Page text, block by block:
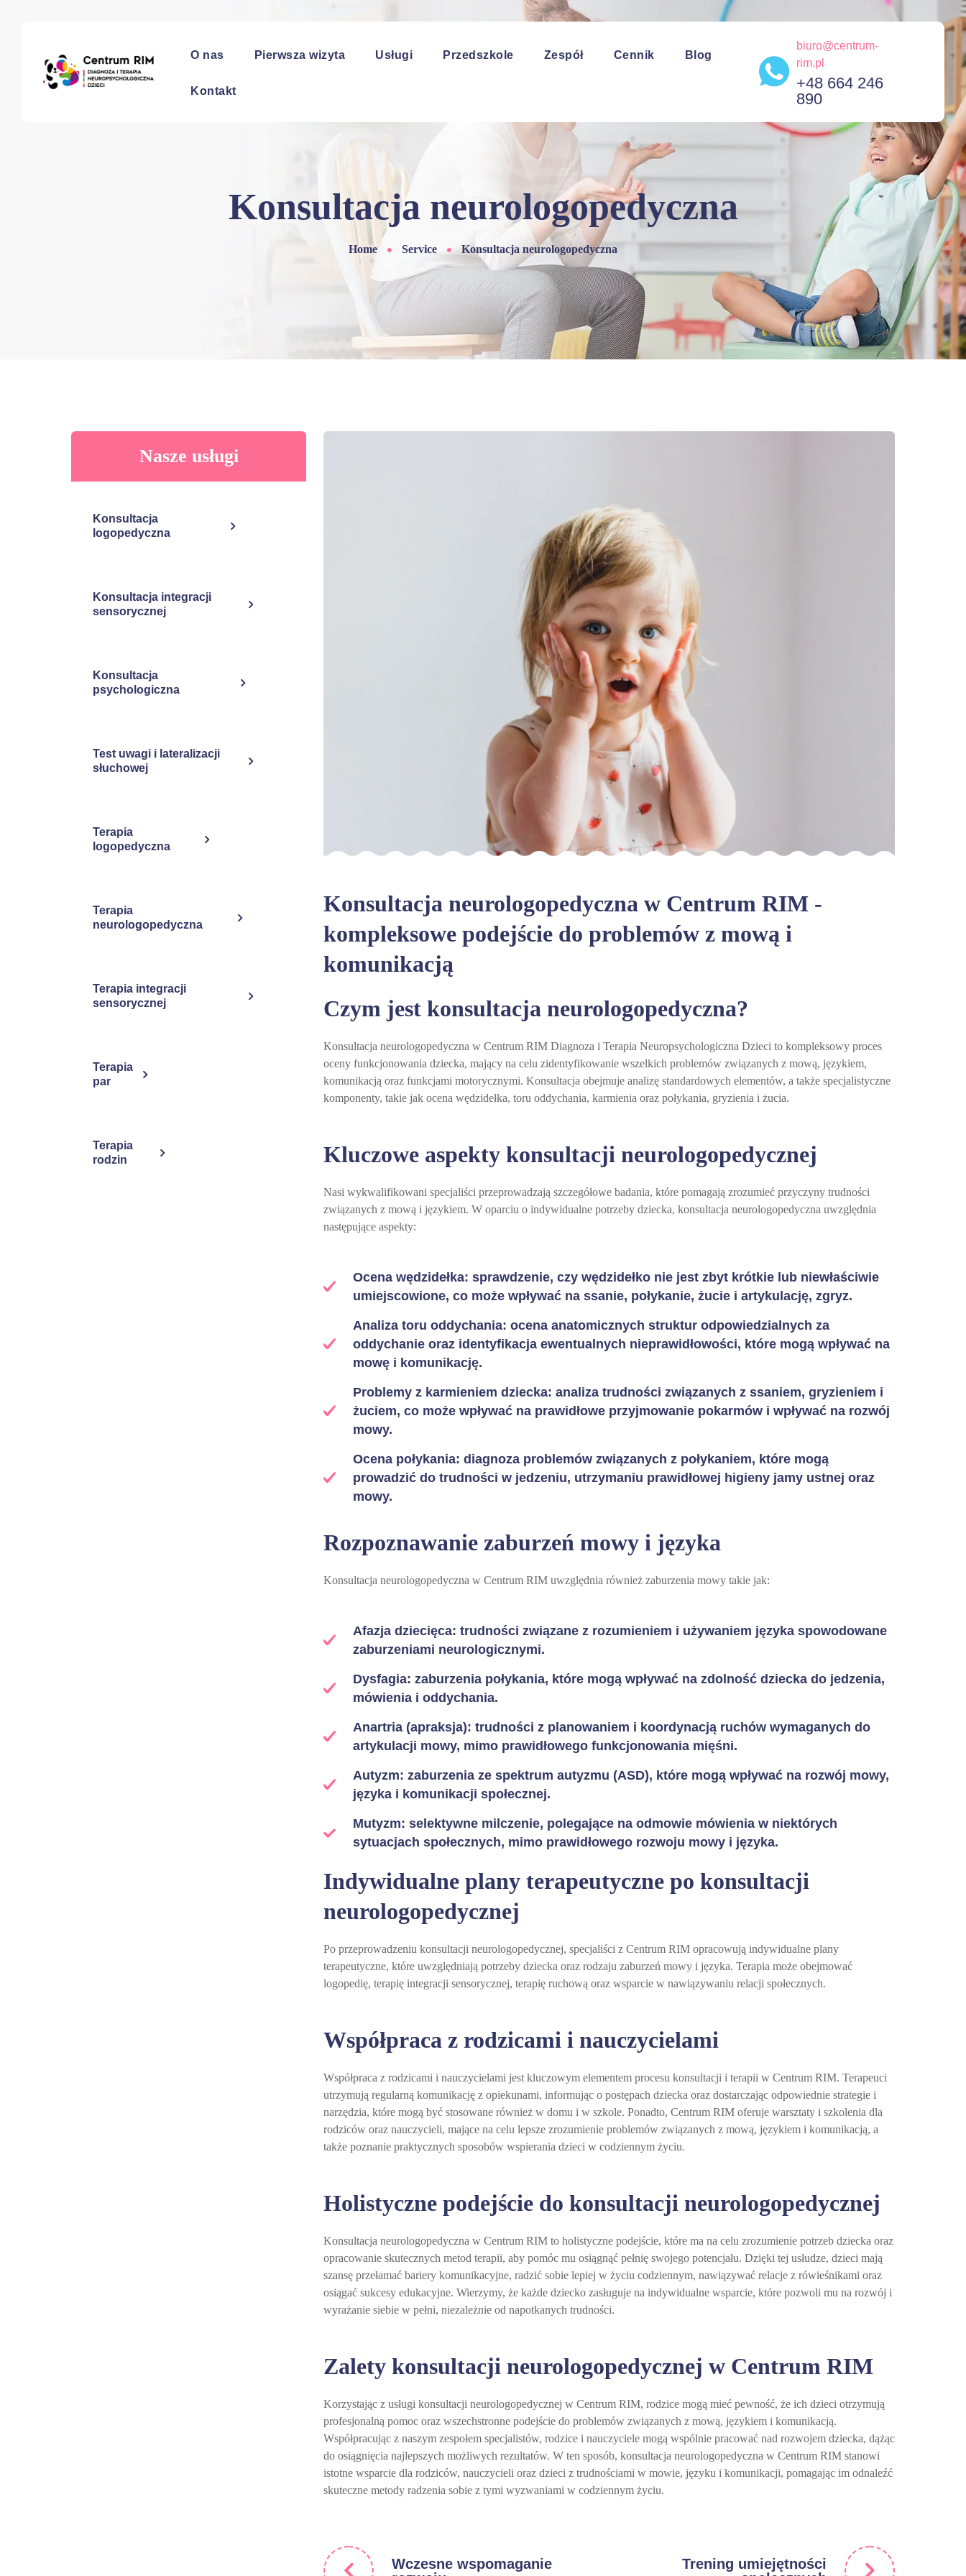
O nas Pierwsza wizyta Usługi Przedszkole Zespół Cennik Blog
Kontakt
biuro@centrum-
rim.pl
+48 664 246
890
Konsultacja neurologopedyczna
Home Service Konsultacja neurologopedyczna
Konsultacja neurologopedyczna w Centrum RIM -
kompleksowe podejście do problemów z mową i
komunikacją
Czym jest konsultacja neurologopedyczna?
Konsultacja neurologopedyczna w Centrum RIM Diagnoza i Terapia Neuropsychologiczna Dzieci to kompleksowy proces
oceny funkcjonowania dziecka, mający na celu zidentyfikowanie wszelkich problemów związanych z mową, językiem,
komunikacją oraz funkcjami motorycznymi. Konsultacja obejmuje analizę standardowych elementów, a także specjalistyczne
komponenty, takie jak ocena wędzidełka, toru oddychania, karmienia oraz połykania, gryzienia i żucia.
Kluczowe aspekty konsultacji neurologopedycznej
Nasi wykwalifikowani specjaliści przeprowadzają szczegółowe badania, które pomagają zrozumieć przyczyny trudności
związanych z mową i językiem. W oparciu o indywidualne potrzeby dziecka, konsultacja neurologopedyczna uwzględnia
następujące aspekty:
Ocena wędzidełka: sprawdzenie, czy wędzidełko nie jest zbyt krótkie lub niewłaściwie
umiejscowione, co może wpływać na ssanie, połykanie, żucie i artykulację, zgryz.
Analiza toru oddychania: ocena anatomicznych struktur odpowiedzialnych za
oddychanie oraz identyfikacja ewentualnych nieprawidłowości, które mogą wpływać na
mowę i komunikację.
Problemy z karmieniem dziecka: analiza trudności związanych z ssaniem, gryzieniem i
żuciem, co może wpływać na prawidłowe przyjmowanie pokarmów i wpływać na rozwój
mowy.
Ocena połykania: diagnoza problemów związanych z połykaniem, które mogą
prowadzić do trudności w jedzeniu, utrzymaniu prawidłowej higieny jamy ustnej oraz
mowy.
Rozpoznawanie zaburzeń mowy i języka
Konsultacja neurologopedyczna w Centrum RIM uwzględnia również zaburzenia mowy takie jak:
Afazja dziecięca: trudności związane z rozumieniem i używaniem języka spowodowane
zaburzeniami neurologicznymi.
Dysfagia: zaburzenia połykania, które mogą wpływać na zdolność dziecka do jedzenia,
mówienia i oddychania.
Anartria (apraksja): trudności z planowaniem i koordynacją ruchów wymaganych do
artykulacji mowy, mimo prawidłowego funkcjonowania mięśni.
Autyzm: zaburzenia ze spektrum autyzmu (ASD), które mogą wpływać na rozwój mowy,
języka i komunikacji społecznej.
Mutyzm: selektywne milczenie, polegające na odmowie mówienia w niektórych
sytuacjach społecznych, mimo prawidłowego rozwoju mowy i języka.
Indywidualne plany terapeutyczne po konsultacji
neurologopedycznej
Po przeprowadzeniu konsultacji neurologopedycznej, specjaliści z Centrum RIM opracowują indywidualne plany
terapeutyczne, które uwzględniają potrzeby dziecka oraz rodzaju zaburzeń mowy i języka. Terapia może obejmować
logopedię, terapię integracji sensorycznej, terapię ruchową oraz wsparcie w nawiązywaniu relacji społecznych.
Współpraca z rodzicami i nauczycielami
Współpraca z rodzicami i nauczycielami jest kluczowym elementem procesu konsultacji i terapii w Centrum RIM. Terapeuci
utrzymują regularną komunikację z opiekunami, informując o postępach dziecka oraz dostarczając odpowiednie strategie i
narzędzia, które mogą być stosowane również w domu i w szkole. Ponadto, Centrum RIM oferuje warsztaty i szkolenia dla
rodziców oraz nauczycieli, mające na celu lepsze zrozumienie problemów związanych z mową, językiem i komunikacją, a
także poznanie praktycznych sposobów wspierania dzieci w codziennym życiu.
Holistyczne podejście do konsultacji neurologopedycznej
Konsultacja neurologopedyczna w Centrum RIM to holistyczne podejście, które ma na celu zrozumienie potrzeb dziecka oraz
opracowanie skutecznych metod terapii, aby pomóc mu osiągnąć pełnię swojego potencjału. Dzięki tej usłudze, dzieci mają
szansę przełamać bariery komunikacyjne, radzić sobie lepiej w życiu codziennym, nawiązywać relacje z rówieśnikami oraz
osiągać sukcesy edukacyjne. Wierzymy, że każde dziecko zasługuje na indywidualne wsparcie, które pozwoli mu na rozwój i
wyrażanie siebie w pełni, niezależnie od napotkanych trudności.
Zalety konsultacji neurologopedycznej w Centrum RIM
Korzystając z usługi konsultacji neurologopedycznej w Centrum RIM, rodzice mogą mieć pewność, że ich dzieci otrzymują
profesjonalną pomoc oraz wszechstronne podejście do problemów związanych z mową, językiem i komunikacją.
Współpracując z naszym zespołem specjalistów, rodzice i nauczyciele mogą wspólnie pracować nad rozwojem dziecka, dążąc
do osiągnięcia najlepszych możliwych rezultatów. W ten sposób, konsultacja neurologopedyczna w Centrum RIM stanowi
istotne wsparcie dla rodziców, nauczycieli oraz dzieci z trudnościami w mowie, języku i komunikacji, pomagając im odnaleźć
skuteczne metody radzenia sobie z tymi wyzwaniami w codziennym życiu.
Wczesne wspomaganie
Trening umiejętności
Nasze usługi
Konsultacja
logopedyczna
Konsultacja integracji
sensorycznej
Konsultacja
psychologiczna
Test uwagi i lateralizacji
słuchowej
Terapia
logopedyczna
Terapia
neurologopedyczna
Terapia integracji
sensorycznej
Terapia
par
Terapia
rodzin